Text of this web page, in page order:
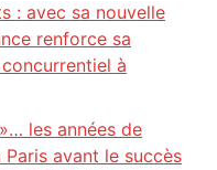
: avec sa nouvelle
renforce sa
à
les années de
avant le succès